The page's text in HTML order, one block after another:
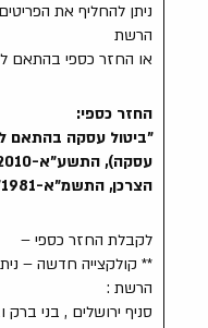
הרשת
או החזר כספי בהתאם
החזר כספי:
"ביטול עסקה בהתאם
הצרכן, התשמ"א-1981"
לקבלת החזר כספי –
הרשת :
סניף ירושלים , בני